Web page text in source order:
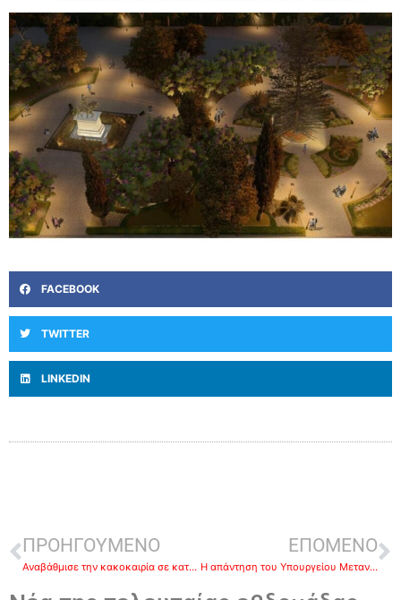
FACEBOOK
TWITTER
LINKEDIN
ΠΡΟΗΓΟΥΜΕΝΟ
Αναβάθμισε την κακοκαιρία σε κατηγορία 4 το meteo-Στο επίκεντρο η Πελοπόννησος-Ο χάρτης με τις περιοχές που χτυπά
ΕΠΟΜΕΝΟ
Η απάντηση του Υπουργείου Μετανάστευσης στον Ανδρέα Πουλά για την έλλειψη εργατών γης